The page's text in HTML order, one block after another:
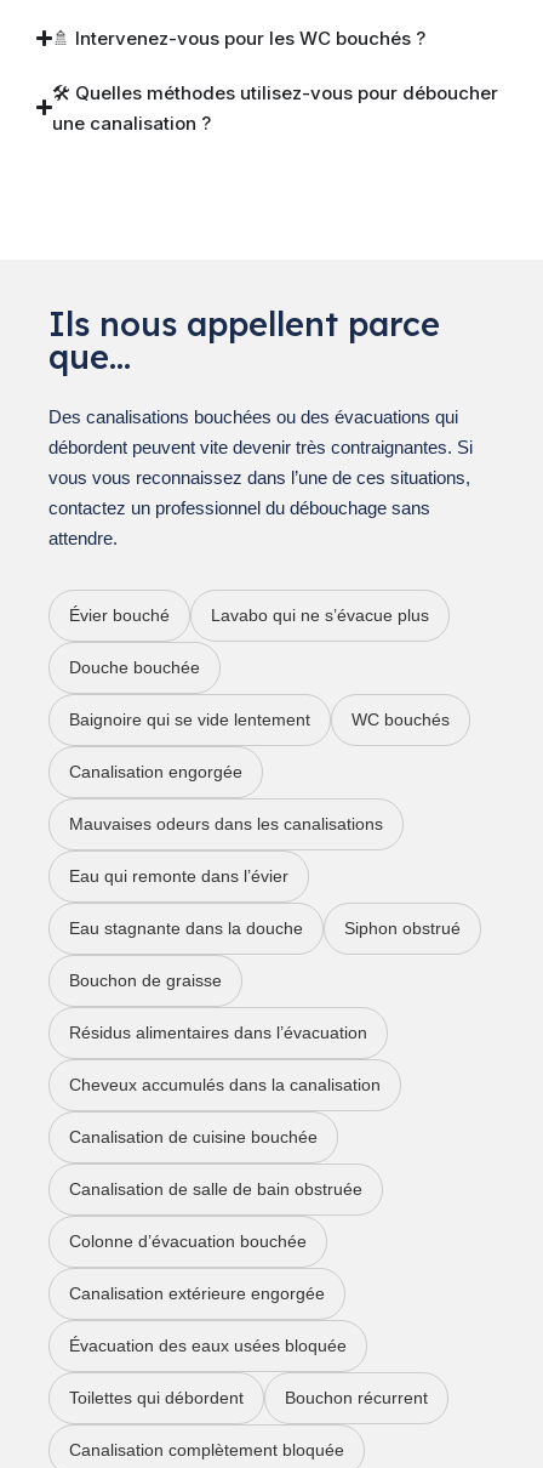
🚿 Intervenez-vous pour les WC bouchés ?
🛠️ Quelles méthodes utilisez-vous pour déboucher
une canalisation ?
Ils nous appellent parce
que…
Des canalisations bouchées ou des évacuations qui
débordent peuvent vite devenir très contraignantes. Si
vous vous reconnaissez dans l’une de ces situations,
contactez un professionnel du débouchage sans
attendre.
Évier bouché Lavabo qui ne s’évacue plus
Douche bouchée
Baignoire qui se vide lentement WC bouchés
Canalisation engorgée
Mauvaises odeurs dans les canalisations
Eau qui remonte dans l’évier
Eau stagnante dans la douche Siphon obstrué
Bouchon de graisse
Résidus alimentaires dans l’évacuation
Cheveux accumulés dans la canalisation
Canalisation de cuisine bouchée
Canalisation de salle de bain obstruée
Colonne d’évacuation bouchée
Canalisation extérieure engorgée
Évacuation des eaux usées bloquée
Toilettes qui débordent Bouchon récurrent
Canalisation complètement bloquée